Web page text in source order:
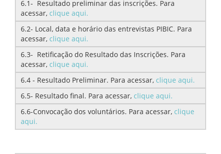
6.1- Resultado preliminar das inscrições. Para
acessar, clique aqui.
6.2- Local, data e horário das entrevistas PIBIC. Para
acessar, clique aqui.
6.3- Retificação do Resultado das Inscrições. Para
acessar, clique aqui.
6.4 - Resultado Preliminar. Para acessar, clique aqui.
6.5- Resultado final. Para acessar, clique aqui.
6.6-Convocação dos voluntários. Para acessar, clique
aqui.